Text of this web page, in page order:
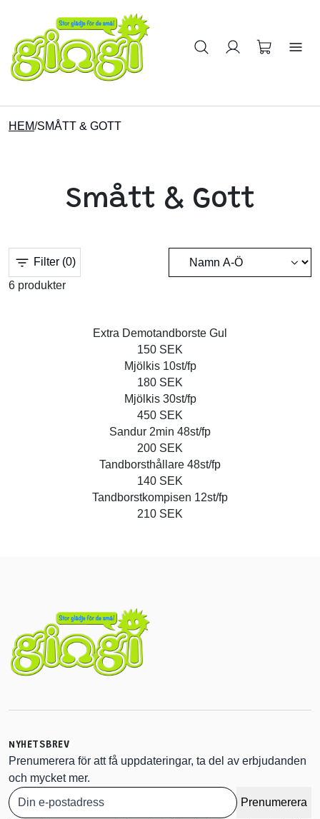
Sök på produkter
HEM/SMÅTT & GOTT
Smått & Gott
Filter (0)
6 produkter
Extra Demotandborste Gul
150 SEK
Mjölkis 10st/fp
180 SEK
Mjölkis 30st/fp
450 SEK
Sandur 2min 48st/fp
200 SEK
Tandborsthållare 48st/fp
140 SEK
Tandborstkompisen 12st/fp
210 SEK
NYHETSBREV
Prenumerera för att få uppdateringar, ta del av erbjudanden
och mycket mer.
Prenumerera